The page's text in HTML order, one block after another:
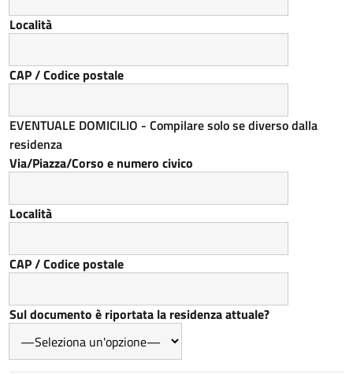
Località
CAP / Codice postale
EVENTUALE DOMICILIO - Compilare solo se diverso dalla
residenza
Via/Piazza/Corso e numero civico
Località
CAP / Codice postale
Sul documento è riportata la residenza attuale?